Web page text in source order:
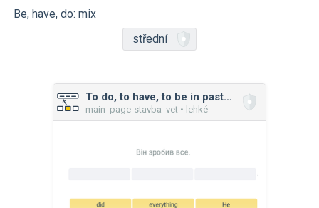
Be, have, do: mix
střední
To do, to have, to be in past simple
main_page-stavba_vet • lehké